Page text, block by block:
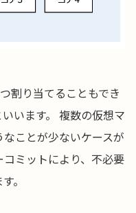
割り当てることもでき
いいます。 複数の仮想マ
ことが少ないケースが
ミットにより、不必要
。